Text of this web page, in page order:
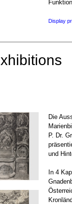
Display
Die
P. Dr.
und
In 4